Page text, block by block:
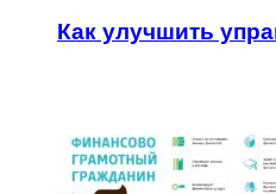
Как улучшить